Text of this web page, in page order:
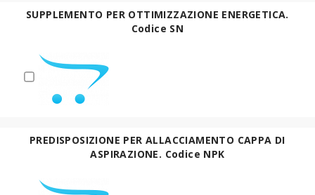
SUPPLEMENTO PER OTTIMIZZAZIONE ENERGETICA.
Codice SN
PREDISPOSIZIONE PER ALLACCIAMENTO CAPPA DI
ASPIRAZIONE. Codice NPK